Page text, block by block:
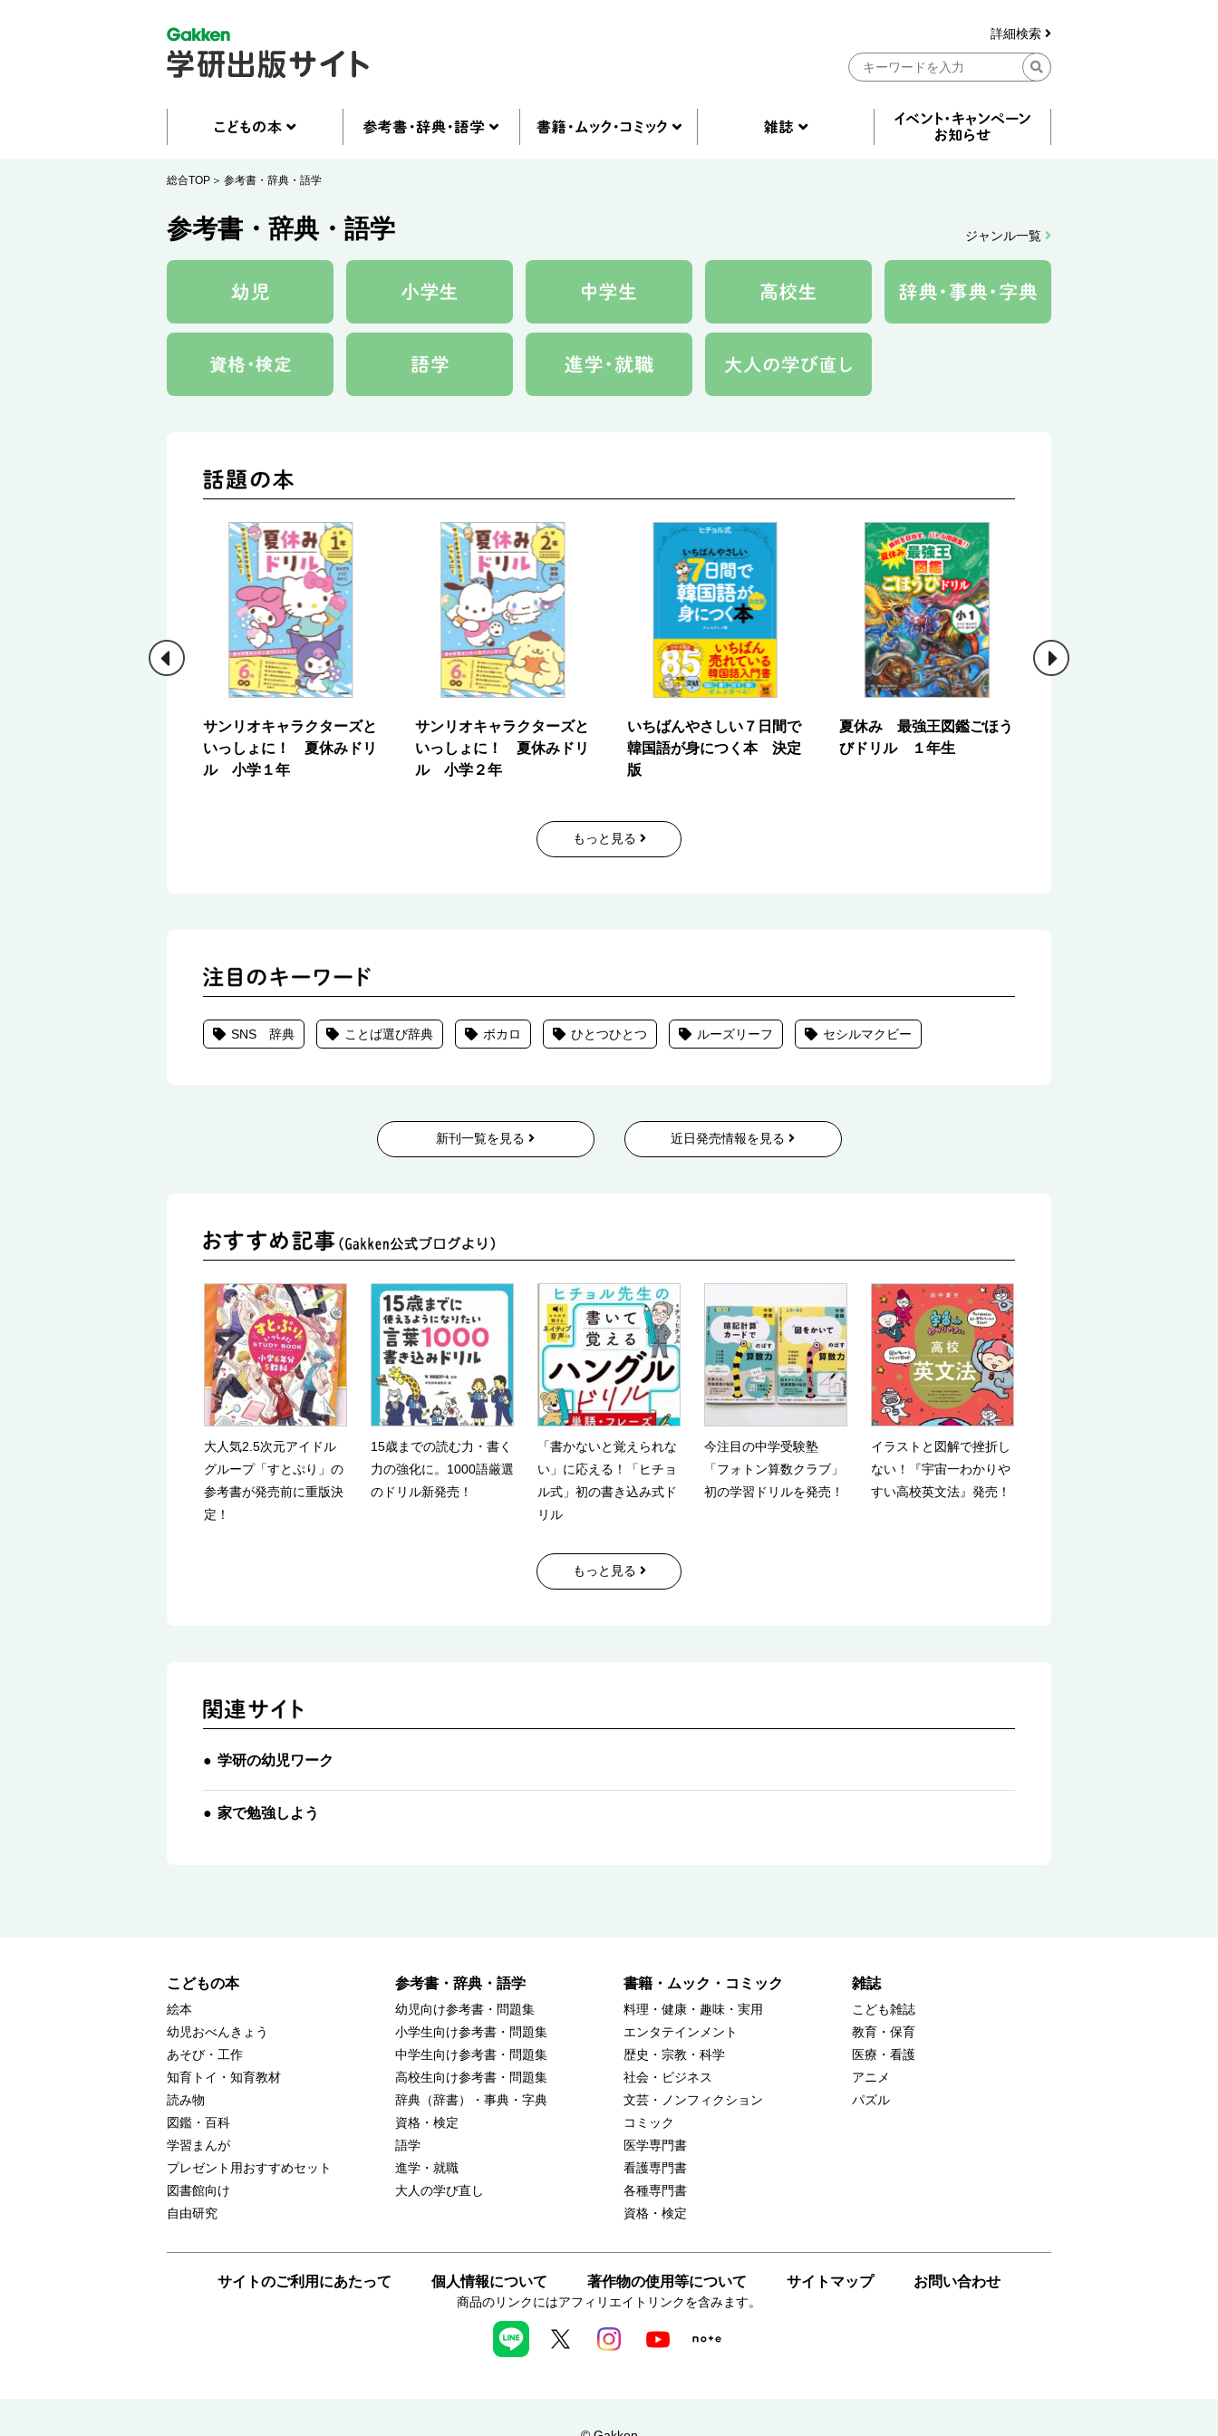
詳細検索
総合TOP 参考書・辞典・語学
参考書・辞典・語学 ジャンル一覧
サンリオキャラクターズと
いっしょに！ 夏休みドリ
ル 小学１年
サンリオキャラクターズと
いっしょに！ 夏休みドリ
ル 小学２年
いちばんやさしい７日間で
韓国語が身につく本 決定
版
夏休み 最強王図鑑ごほう
びドリル １年生
もっと見る
SNS 辞典 ことば選び辞典 ボカロ ひとつひとつ ルーズリーフ セシルマクビー
新刊一覧を見る 近日発売情報を見る
大人気2.5次元アイドル
グループ「すとぷり」の
参考書が発売前に重版決
定！
15歳までの読む力・書く
力の強化に。1000語厳選
のドリル新発売！
「書かないと覚えられな
い」に応える！「ヒチョ
ル式」初の書き込み式ド
リル
今注目の中学受験塾
「フォトン算数クラブ」
初の学習ドリルを発売！
イラストと図解で挫折し
ない！『宇宙一わかりや
すい高校英文法』発売！
もっと見る
学研の幼児ワーク
家で勉強しよう
こどもの本
絵本
幼児おべんきょう
あそび・工作
知育トイ・知育教材
読み物
図鑑・百科
学習まんが
プレゼント用おすすめセット
図書館向け
自由研究
参考書・辞典・語学
幼児向け参考書・問題集
小学生向け参考書・問題集
中学生向け参考書・問題集
高校生向け参考書・問題集
辞典（辞書）・事典・字典
資格・検定
語学
進学・就職
大人の学び直し
書籍・ムック・コミック
料理・健康・趣味・実用
エンタテインメント
歴史・宗教・科学
社会・ビジネス
文芸・ノンフィクション
コミック
医学専門書
看護専門書
各種専門書
資格・検定
雑誌
こども雑誌
教育・保育
医療・看護
アニメ
パズル
サイトのご利用にあたって 個人情報について 著作物の使用等について サイトマップ お問い合わせ
商品のリンクにはアフィリエイトリンクを含みます。